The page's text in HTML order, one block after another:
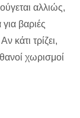
αλλιώς,
βαριές
κάτι τρίζει,
χωρισμοί